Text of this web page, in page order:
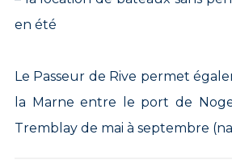
en été
Le Passeur de Rive permet
la Marne entre le port de
Tremblay de mai à septembre